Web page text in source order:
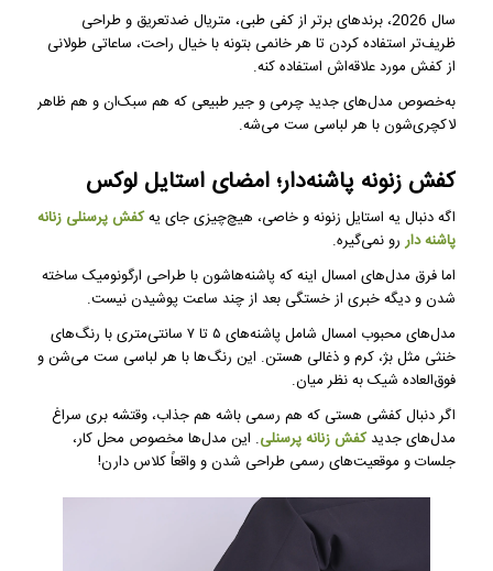
سال 2026، برندهای برتر از کفی طبی، متریال ضدتعریق و طراحی
ظریف‌تر استفاده کردن تا هر خانمی بتونه با خیال راحت، ساعاتی طولانی
از کفش مورد علاقه‌اش استفاده کنه.
به‌خصوص مدل‌های جدید چرمی و جیر طبیعی که هم سبک‌ان و هم ظاهر
لاکچری‌شون با هر لباسی ست می‌شه.
کفش زنونه پاشنه‌دار؛ امضای استایل لوکس
اگه دنبال یه استایل زنونه و خاصی، هیچ‌چیزی جای یهکفش پرسنلی زنانه
پاشنه داررو نمی‌گیره.
اما فرق مدل‌های امسال اینه که پاشنه‌هاشون با طراحی ارگونومیک ساخته
شدن و دیگه خبری از خستگی بعد از چند ساعت پوشیدن نیست.
مدل‌های محبوب امسال شامل پاشنه‌های ۵ تا ۷ سانتی‌متری با رنگ‌های
خنثی مثل بژ، کرم و ذغالی هستن. این رنگ‌ها با هر لباسی ست می‌شن و
فوق‌العاده شیک به نظر میان.
اگر دنبال کفشی هستی که هم رسمی باشه هم جذاب، وقتشه بری سراغ
مدل‌های جدیدکفش زنانه پرسنلی. این مدل‌ها مخصوص محل کار،
جلسات و موقعیت‌های رسمی طراحی شدن و واقعاً کلاس دارن!